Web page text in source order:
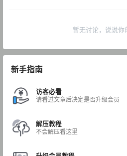
暂无讨论，说说你
新手指南
访客必看
请看过文章后决定是否升级会员
解压教程
不会解压看这里